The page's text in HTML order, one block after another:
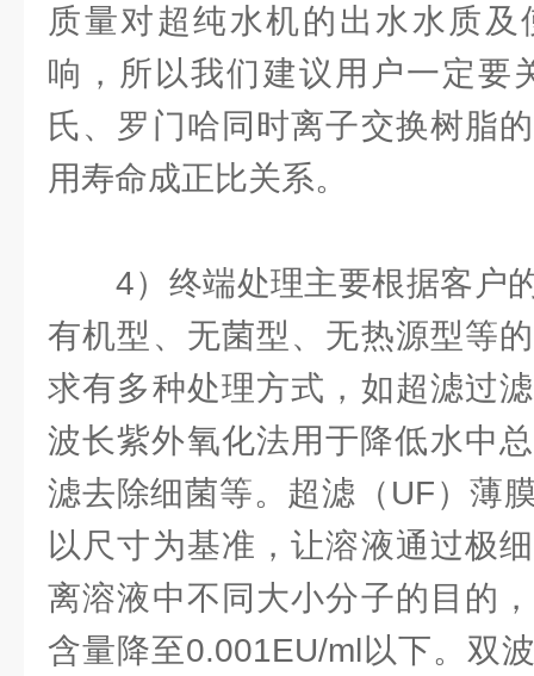
质量对超纯水机的出水水质
响，所以我们建议用户一定要
氏、罗门哈同时离子交换树脂
用寿命成正比关系。
4）终端处理主要根据客户
有机型、无菌型、无热源型等
求有多种处理方式，如超滤过
波长紫外氧化法用于降低水中
滤去除细菌等。超滤（UF）薄
以尺寸为基准，让溶液通过极
离溶液中不同大小分子的目的
含量降至0.001EU/ml以下。双